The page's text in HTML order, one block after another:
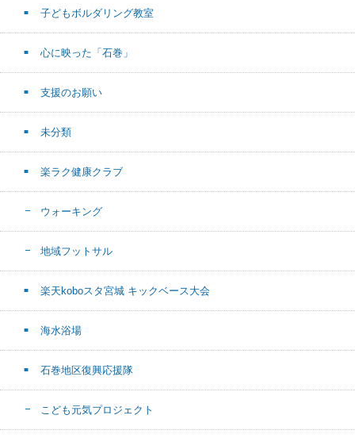
子どもボルダリング教室
心に映った「石巻」
支援のお願い
未分類
楽ラク健康クラブ
ウォーキング
地域フットサル
楽天koboスタ宮城 キックベース大会
海水浴場
石巻地区復興応援隊
こども元気プロジェクト